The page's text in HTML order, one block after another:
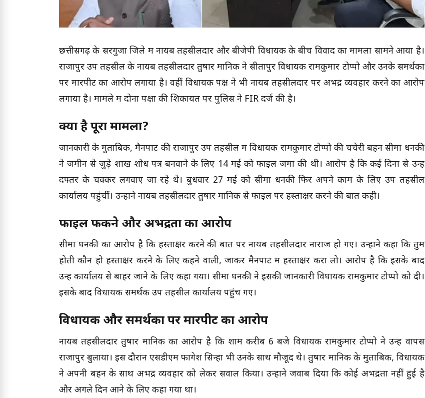
छत्तीसगढ़ के सरगुजा जिले में नायब तहसीलदार और बीजेपी विधायक के बीच विवाद का मामला सामने आया है।
राजापुर उप तहसील के नायब तहसीलदार तुषार मानिक ने सीतापुर विधायक रामकुमार टोप्पो और उनके समर्थकों
पर मारपीट का आरोप लगाया है। वहीं विधायक पक्ष ने भी नायब तहसीलदार पर अभद्र व्यवहार करने का आरोप
लगाया है। मामले में दोनों पक्षों की शिकायत पर पुलिस ने FIR दर्ज की है।
क्या है पूरा मामला?
जानकारी के मुताबिक, मैनपाट की राजापुर उप तहसील में विधायक रामकुमार टोप्पो की चचेरी बहन सीमा धनकी
ने जमीन से जुड़े शाख शोध पत्र बनवाने के लिए 14 मई को फाइल जमा की थी। आरोप है कि कई दिनों से उन्हें
दफ्तर के चक्कर लगवाए जा रहे थे। बुधवार 27 मई को सीमा धनकी फिर अपने काम के लिए उप तहसील
कार्यालय पहुंचीं। उन्होंने नायब तहसीलदार तुषार मानिक से फाइल पर हस्ताक्षर करने की बात कही।
फाइल फेंकने और अभद्रता का आरोप
सीमा धनकी का आरोप है कि हस्ताक्षर करने की बात पर नायब तहसीलदार नाराज हो गए। उन्होंने कहा कि तुम
होती कौन हो हस्ताक्षर करने के लिए कहने वाली, जाकर मैनपाट में हस्ताक्षर करा लो। आरोप है कि इसके बाद
उन्हें कार्यालय से बाहर जाने के लिए कहा गया। सीमा धनकी ने इसकी जानकारी विधायक रामकुमार टोप्पो को दी।
इसके बाद विधायक समर्थक उप तहसील कार्यालय पहुंच गए।
विधायक और समर्थकों पर मारपीट का आरोप
नायब तहसीलदार तुषार मानिक का आरोप है कि शाम करीब 6 बजे विधायक रामकुमार टोप्पो ने उन्हें वापस
राजापुर बुलाया। इस दौरान एसडीएम फागेश सिन्हा भी उनके साथ मौजूद थे। तुषार मानिक के मुताबिक, विधायक
ने अपनी बहन के साथ अभद्र व्यवहार को लेकर सवाल किया। उन्होंने जवाब दिया कि कोई अभद्रता नहीं हुई है
और अगले दिन आने के लिए कहा गया था।